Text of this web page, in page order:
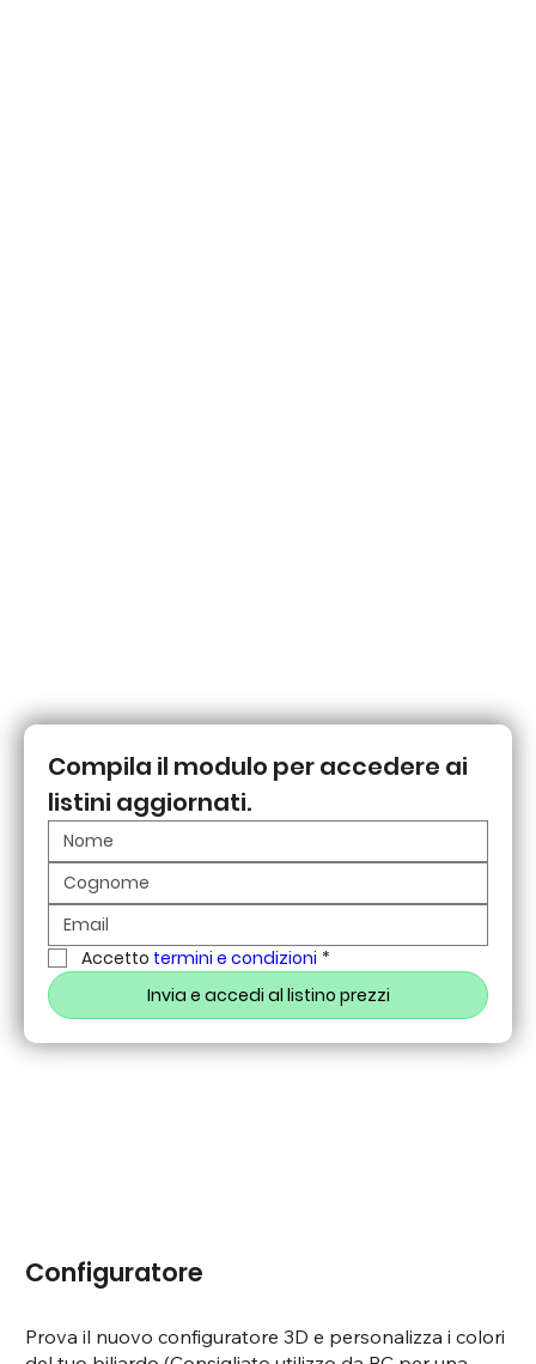
Compila il modulo per accedere ai
listini aggiornati.
Accetto termini e condizioni *
Invia e accedi al listino prezzi
Configuratore
Prova il nuovo configuratore 3D e personalizza i colori